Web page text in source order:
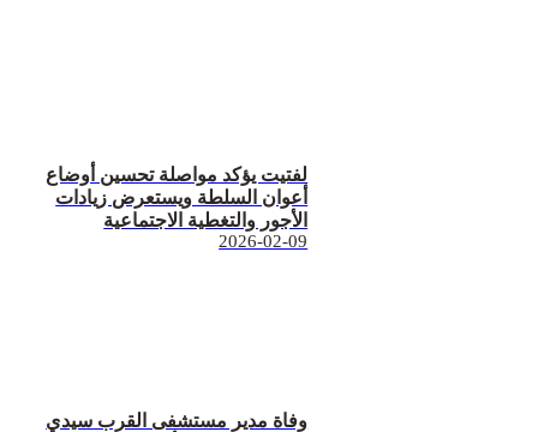
لفتيت يؤكد مواصلة تحسين أوضاع
أعوان السلطة ويستعرض زيادات
الأجور والتغطية الاجتماعية
2026-02-09
وفاة مدير مستشفى القرب سيدي